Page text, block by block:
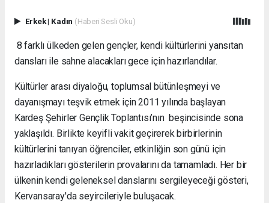
Erkek| Kadın (Haberi Sesli Oku)
8 farklı ülkeden gelen gençler, kendi kültürlerini yansıtan
dansları ile sahne alacakları gece için hazırlandılar.
Kültürler arası diyaloğu, toplumsal bütünleşmeyi ve
dayanışmayı teşvik etmek için 2011 yılında başlayan
Kardeş Şehirler Gençlik Toplantısı’nın beşincisinde sona
yaklaşıldı. Birlikte keyifli vakit geçirerek birbirlerinin
kültürlerini tanıyan öğrenciler, etkinliğin son günü için
hazırladıkları gösterilerin provalarını da tamamladı. Her bir
ülkenin kendi geleneksel danslarını sergileyeceği gösteri,
Kervansaray'da seyircileriyle buluşacak.